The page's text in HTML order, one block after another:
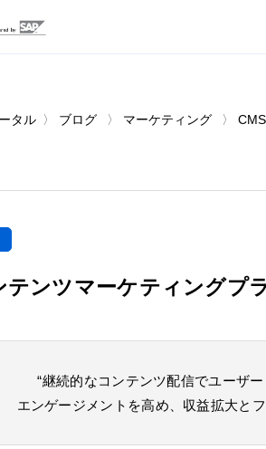
タル ブログ マーケティング
テンツマーケティングプ
“継続的なコンテンツ配信でユーザー
エンゲージメントを高め、収益拡大と